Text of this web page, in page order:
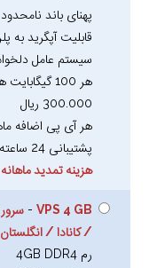
پهنای باند نامحدود
قابلیت آپگرید به
سیستم عامل
هر 100
300.000 ریال
هر آی پی اضافه ماهانه
پشتیبانی 24 ساعته هفت روز هفته
هزینه تمدید ماهانه سرور
VPS 4 GB
-
/ کانادا / انگلستان
رم 4GB DDR4